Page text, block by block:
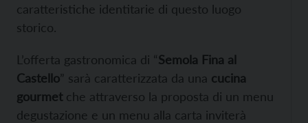
caratteristiche identitarie di questo luogo
storico.
L’offerta gastronomica di “Semola Fina al
Castello” sarà caratterizzata da una cucina
gourmetche attraverso la proposta di un menu
degustazione e un menu alla carta inviterà